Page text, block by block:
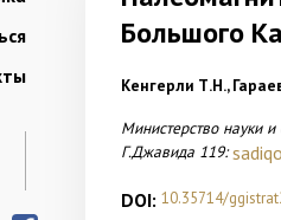
Большого
Кенгерли Т.Н.,
Министерство науки
Г.Джавида 119:
DOI: 10.35714/